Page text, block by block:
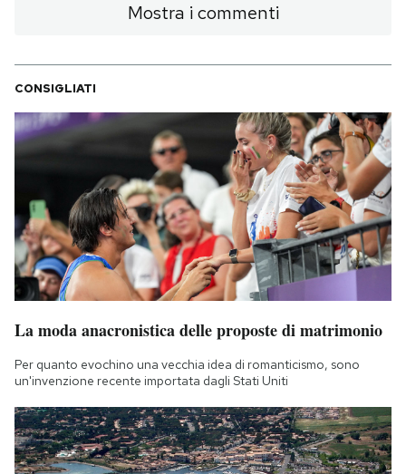
Mostra i commenti
CONSIGLIATI
La moda anacronistica delle proposte di matrimonio
Per quanto evochino una vecchia idea di romanticismo, sono
un'invenzione recente importata dagli Stati Uniti